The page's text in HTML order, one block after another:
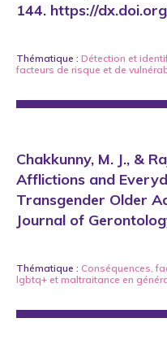
144. https://
Thématique : Détection et
facteurs de risque et de
Chakkunny, M. J., &
Afflictions and
Transgender Older
Journal of
Thématique : Conséquences,
lgbtq+ et maltraitance en